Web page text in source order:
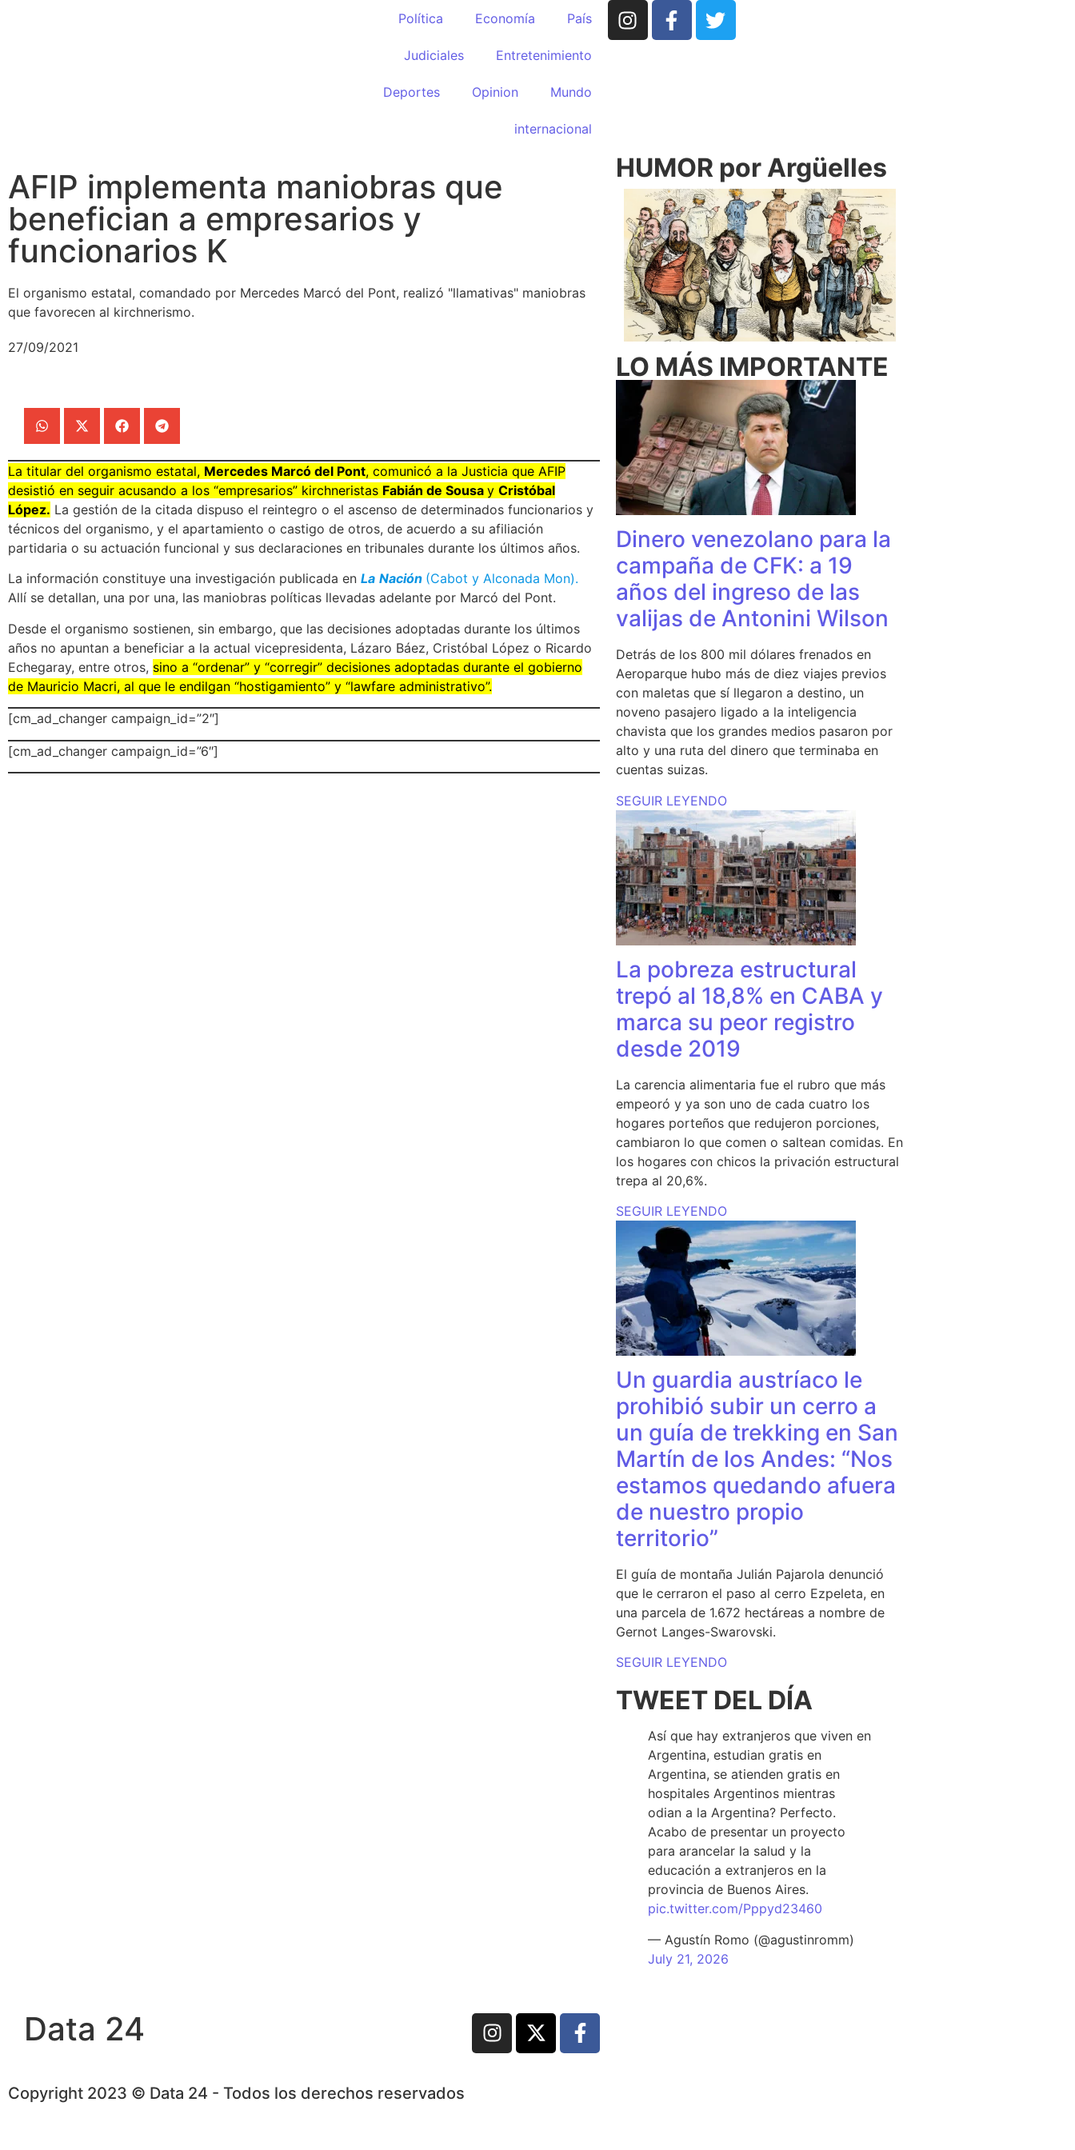
Política Economía País
Judiciales Entretenimiento
Deportes Opinion Mundo
internacional
AFIP implementa maniobras que
benefician a empresarios y
funcionarios K
El organismo estatal, comandado por Mercedes Marcó del Pont, realizó "llamativas" maniobras
que favorecen al kirchnerismo.
27/09/2021
La titular del organismo estatal, Mercedes Marcó del Pont, comunicó a la Justicia que AFIP
desistió en seguir acusando a los “empresarios” kirchneristas Fabián de Sousa y Cristóbal
López. La gestión de la citada dispuso el reintegro o el ascenso de determinados funcionarios y
técnicos del organismo, y el apartamiento o castigo de otros, de acuerdo a su afiliación
partidaria o su actuación funcional y sus declaraciones en tribunales durante los últimos años.
La información constituye una investigación publicada en La Nación (Cabot y Alconada Mon).
Allí se detallan, una por una, las maniobras políticas llevadas adelante por Marcó del Pont.
Desde el organismo sostienen, sin embargo, que las decisiones adoptadas durante los últimos
años no apuntan a beneficiar a la actual vicepresidenta, Lázaro Báez, Cristóbal López o Ricardo
Echegaray, entre otros, sino a “ordenar” y “corregir” decisiones adoptadas durante el gobierno
de Mauricio Macri, al que le endilgan “hostigamiento” y “lawfare administrativo”.
[cm_ad_changer campaign_id=”2″]
[cm_ad_changer campaign_id=”6″]
HUMOR por Argüelles​
LO MÁS IMPORTANTE
Dinero venezolano para la
campaña de CFK: a 19
años del ingreso de las
valijas de Antonini Wilson
Detrás de los 800 mil dólares frenados en
Aeroparque hubo más de diez viajes previos
con maletas que sí llegaron a destino, un
noveno pasajero ligado a la inteligencia
chavista que los grandes medios pasaron por
alto y una ruta del dinero que terminaba en
cuentas suizas.
SEGUIR LEYENDO
La pobreza estructural
trepó al 18,8% en CABA y
marca su peor registro
desde 2019
La carencia alimentaria fue el rubro que más
empeoró y ya son uno de cada cuatro los
hogares porteños que redujeron porciones,
cambiaron lo que comen o saltean comidas. En
los hogares con chicos la privación estructural
trepa al 20,6%.
SEGUIR LEYENDO
Un guardia austríaco le
prohibió subir un cerro a
un guía de trekking en San
Martín de los Andes: “Nos
estamos quedando afuera
de nuestro propio
territorio”
El guía de montaña Julián Pajarola denunció
que le cerraron el paso al cerro Ezpeleta, en
una parcela de 1.672 hectáreas a nombre de
Gernot Langes-Swarovski.
SEGUIR LEYENDO
TWEET DEL DÍA
Así que hay extranjeros que viven en
Argentina, estudian gratis en
Argentina, se atienden gratis en
hospitales Argentinos mientras
odian a la Argentina? Perfecto.
Acabo de presentar un proyecto
para arancelar la salud y la
educación a extranjeros en la
provincia de Buenos Aires.
pic.twitter.com/Pppyd23460
— Agustín Romo (@agustinromm)
July 21, 2026
Data 24
Copyright 2023 © Data 24 - Todos los derechos reservados